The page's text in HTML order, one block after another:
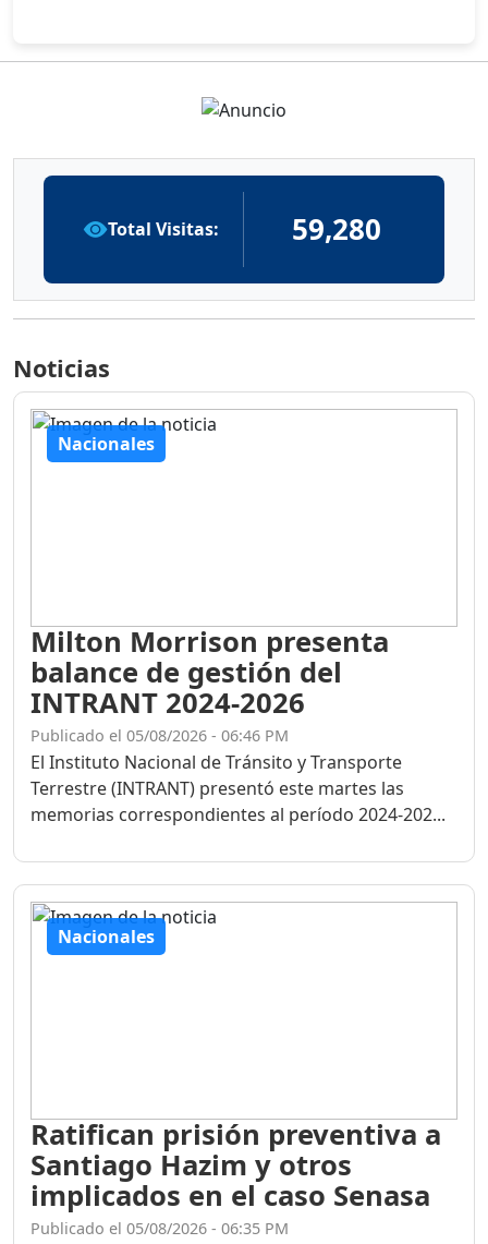
Total Visitas: 59,280
Noticias
Nacionales
Milton Morrison presenta
balance de gestión del
INTRANT 2024-2026
Publicado el 05/08/2026 - 06:46 PM
El Instituto Nacional de Tránsito y Transporte
Terrestre (INTRANT) presentó este martes las
memorias correspondientes al período 2024-202...
Nacionales
Ratifican prisión preventiva a
Santiago Hazim y otros
implicados en el caso Senasa
Publicado el 05/08/2026 - 06:35 PM